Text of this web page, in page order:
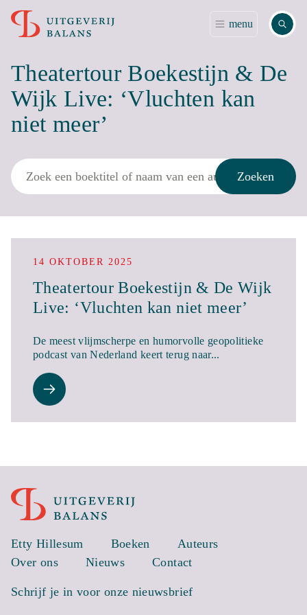
menu Zoek
Theatertour Boekestijn & De
Wijk Live: ‘Vluchten kan
niet meer’
Zoek
Zoeken
14 OKTOBER 2025
Theatertour Boekestijn & De Wijk
Live: ‘Vluchten kan niet meer’
De meest vlijmscherpe en humorvolle geopolitieke
podcast van Nederland keert terug naar...
Etty Hillesum Boeken
Auteurs
Over ons
Nieuws Contact
Schrijf je in voor onze nieuwsbrief